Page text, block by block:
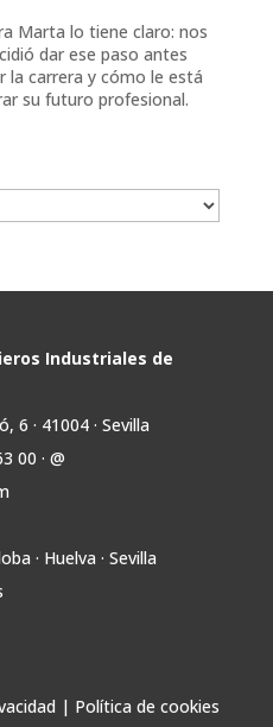
Marta lo tiene claro: nos
dar ese paso antes
la carrera y cómo le está
su futuro profesional.
y empresas.
escudería de la
el G26, un monoplaza
y adaptado a la nueva
Student 30 julio 2026.
tuvo lugar este
presentes María Luisa
la electrificación
la autorización de una
Industriales de
6 · 41004 · Sevilla
00 · @
· Huelva · Sevilla
| Política de cookies